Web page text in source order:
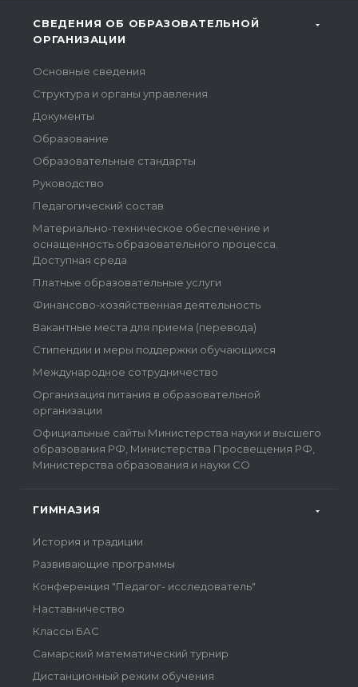
СВЕДЕНИЯ ОБ ОБРАЗОВАТЕЛЬНОЙ
ОРГАНИЗАЦИИ
Основные сведения
Структура и органы управления
Документы
Образование
Образовательные стандарты
Руководство
Педагогический состав
Материально-техническое обеспечение и
оснащенность образовательного процесса.
Доступная среда
Платные образовательные услуги
Финансово-хозяйственная деятельность
Вакантные места для приема (перевода)
Стипендии и меры поддержки обучающихся
Международное сотрудничество
Организация питания в образовательной
организации
Официальные сайты Министерства науки и высшего
образования РФ, Министерства Просвещения РФ,
Министерства образования и науки СО
ГИМНАЗИЯ
История и традиции
Развивающие программы
Конференция "Педагог- исследователь"
Наставничество
Классы БАС
Самарский математический турнир
Дистанционный режим обучения